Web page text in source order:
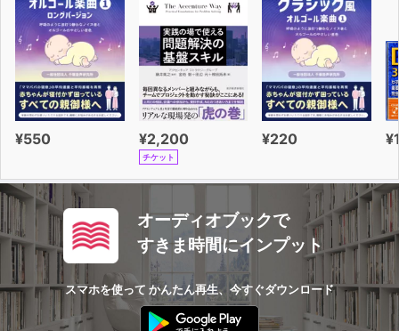
¥550 ¥2,200
チケット
¥220
オーディオブックで
すきま時間にインプット
スマホを使って かんたん再生、今すぐダウンロード